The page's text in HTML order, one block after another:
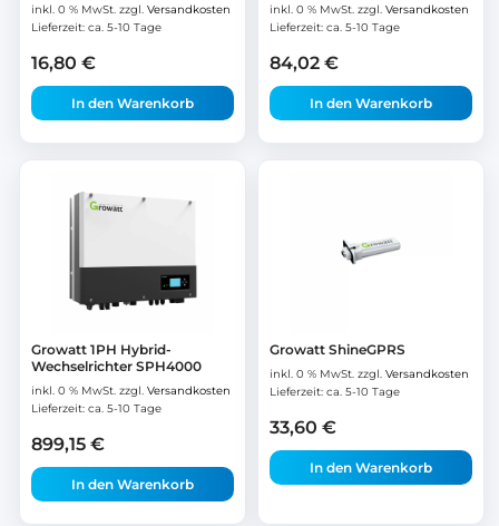
inkl. 0 % MwSt. zzgl. Versandkosten
Lieferzeit: ca. 5-10 Tage
16,80 €
In den Warenkorb
inkl. 0 % MwSt. zzgl. Versandkosten
Lieferzeit: ca. 5-10 Tage
84,02 €
In den Warenkorb
Growatt 1PH Hybrid-
Wechselrichter SPH4000
inkl. 0 % MwSt. zzgl. Versandkosten
Lieferzeit: ca. 5-10 Tage
899,15 €
In den Warenkorb
Growatt ShineGPRS
inkl. 0 % MwSt. zzgl. Versandkosten
Lieferzeit: ca. 5-10 Tage
33,60 €
In den Warenkorb